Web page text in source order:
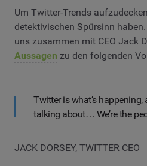
Um Twitter-Trends
detektivischen Spürsinn
uns zusammen mit CEO Jack
Aussagen zu den folgenden
Twitter is what’s
talking about… We’re the
JACK DORSEY, TWITTER CEO